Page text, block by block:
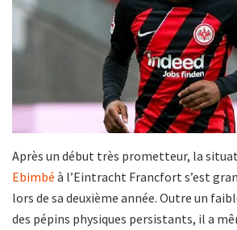
Après un début très prometteur, la
Ebimbé à l’Eintracht Francfort s’est
lors de sa deuxième année. Outre un
des pépins physiques persistants, il a